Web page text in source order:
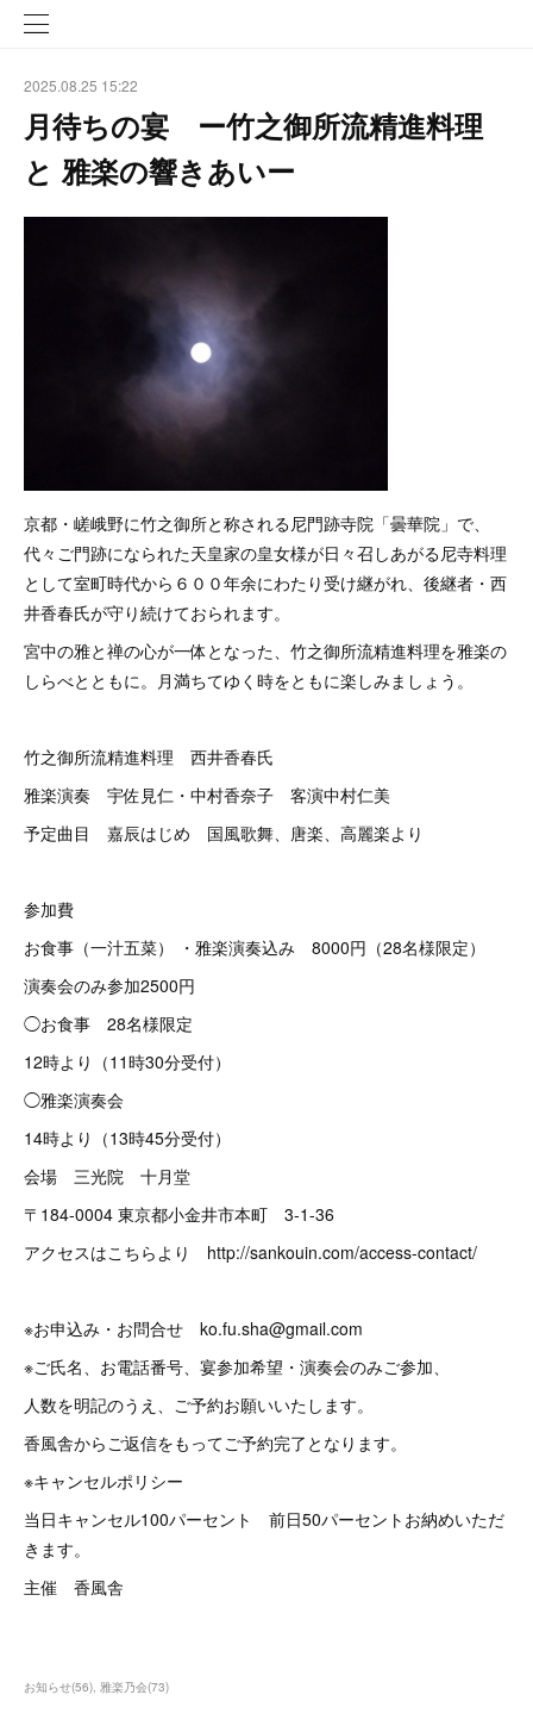
2025.08.25 15:22
月待ちの宴 ー竹之御所流精進料理
と 雅楽の響きあいー
京都・嵯峨野に竹之御所と称される尼門跡寺院「曇華院」で、
代々ご門跡になられた天皇家の皇女様が日々召しあがる尼寺料理
として室町時代から６００年余にわたり受け継がれ、後継者・西
井香春氏が守り続けておられます。
宮中の雅と禅の心が一体となった、竹之御所流精進料理を雅楽の
しらべとともに。月満ちてゆく時をともに楽しみましょう。
竹之御所流精進料理 西井香春氏
雅楽演奏 宇佐見仁・中村香奈子 客演中村仁美
予定曲目 嘉辰はじめ 国風歌舞、唐楽、高麗楽より
参加費
お食事（一汁五菜） ・雅楽演奏込み 8000円（28名様限定）
演奏会のみ参加2500円
◯お食事 28名様限定
12時より（11時30分受付）
◯雅楽演奏会
14時より（13時45分受付）
会場 三光院 十月堂
〒184-0004 東京都小金井市本町 3-1-36
アクセスはこちらより http://sankouin.com/access-contact/
※お申込み・お問合せ ko.fu.sha@gmail.com
※ご氏名、お電話番号、宴参加希望・演奏会のみご参加、
人数を明記のうえ、ご予約お願いいたします。
香風舎からご返信をもってご予約完了となります。
※キャンセルポリシー
当日キャンセル100パーセント 前日50パーセントお納めいただ
きます。
主催 香風舎
お知らせ(56) 雅楽乃会(73)